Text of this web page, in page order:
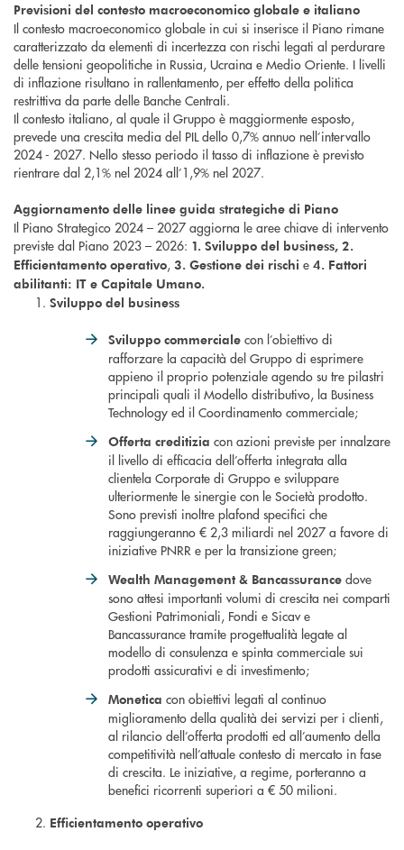
Previsioni del contesto macroeconomico globale e italiano
Il contesto macroeconomico globale in cui si inserisce il Piano rimane
caratterizzato da elementi di incertezza con rischi legati al perdurare
delle tensioni geopolitiche in Russia, Ucraina e Medio Oriente. I livelli
di inflazione risultano in rallentamento, per effetto della politica
restrittiva da parte delle Banche Centrali.
Il contesto italiano, al quale il Gruppo è maggiormente esposto,
prevede una crescita media del PIL dello 0,7% annuo nell’intervallo
2024 - 2027. Nello stesso periodo il tasso di inflazione è previsto
rientrare dal 2,1% nel 2024 all’1,9% nel 2027.
Aggiornamento delle linee guida strategiche di Piano
Il Piano Strategico 2024 – 2027 aggiorna le aree chiave di intervento
previste dal Piano 2023 – 2026: 1. Sviluppo del business, 2.
Efficientamento operativo, 3. Gestione dei rischi e 4. Fattori
abilitanti: IT e Capitale Umano.
Sviluppo del business
Sviluppo commerciale con l’obiettivo di
rafforzare la capacità del Gruppo di esprimere
appieno il proprio potenziale agendo su tre pilastri
principali quali il Modello distributivo, la Business
Technology ed il Coordinamento commerciale;
Offerta creditizia con azioni previste per innalzare
il livello di efficacia dell’offerta integrata alla
clientela Corporate di Gruppo e sviluppare
ulteriormente le sinergie con le Società prodotto.
Sono previsti inoltre plafond specifici che
raggiungeranno € 2,3 miliardi nel 2027 a favore di
iniziative PNRR e per la transizione green;
Wealth Management & Bancassurance dove
sono attesi importanti volumi di crescita nei comparti
Gestioni Patrimoniali, Fondi e Sicav e
Bancassurance tramite progettualità legate al
modello di consulenza e spinta commerciale sui
prodotti assicurativi e di investimento;
Monetica con obiettivi legati al continuo
miglioramento della qualità dei servizi per i clienti,
al rilancio dell’offerta prodotti ed all’aumento della
competitività nell’attuale contesto di mercato in fase
di crescita. Le iniziative, a regime, porteranno a
benefici ricorrenti superiori a € 50 milioni.
Efficientamento operativo